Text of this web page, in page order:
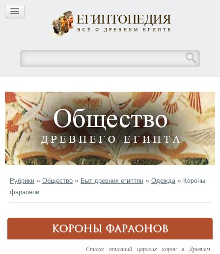
Рубрики » Общество » Быт древних египтян » Одежда » Короны
фараонов
КОРОНЫ ФАРАОНОВ
Список описаний царских корон в Древнем